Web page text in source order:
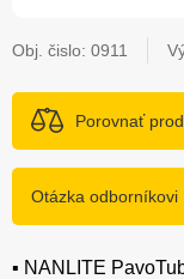
Obj. čislo: 0911
Porovnať
Otázka odborníkovi
▪️ NANLITE